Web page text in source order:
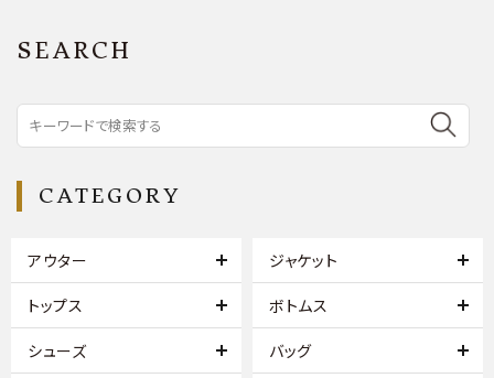
SEARCH
CATEGORY
アウター ジャケット
トップス ボトムス
シューズ バッグ